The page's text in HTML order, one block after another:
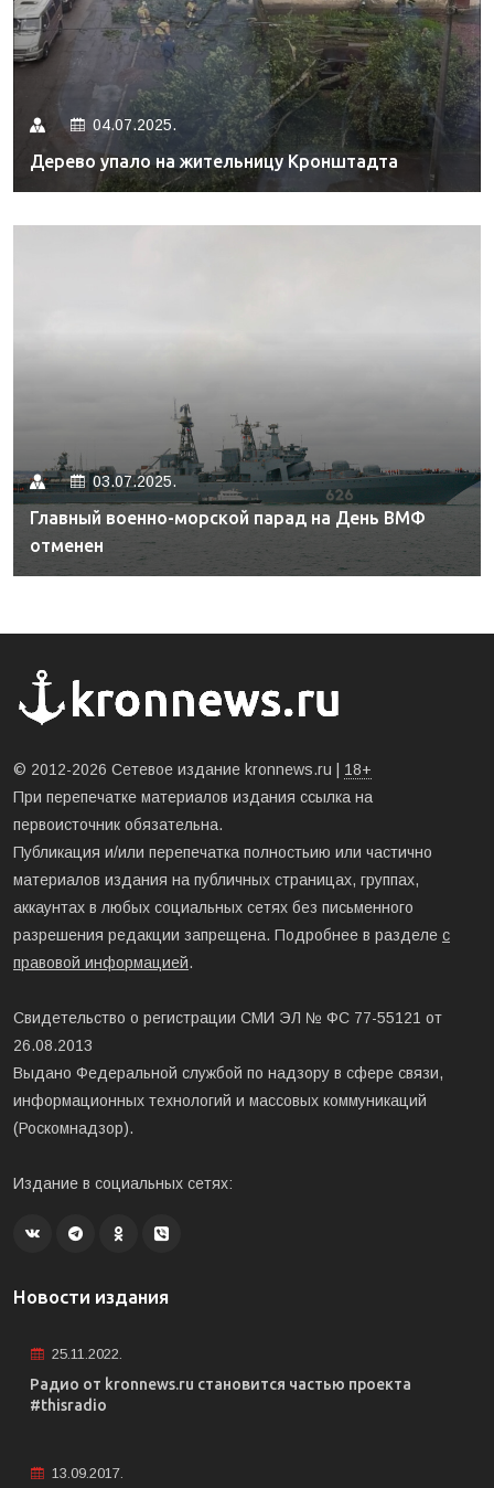
04.07.2025.
Дерево упало на жительницу Кронштадта
03.07.2025.
Главный военно-морской парад на День ВМФ
отменен
© 2012-2026 Сетевое издание kronnews.ru | 18+
При перепечатке материалов издания ссылка на
первоисточник обязательна.
Публикация и/или перепечатка полностьию или частично
материалов издания на публичных страницах, группах,
аккаунтах в любых социальных сетях без письменного
разрешения редакции запрещена. Подробнее в разделе с
правовой информацией.
Свидетельство о регистрации СМИ ЭЛ № ФС 77-55121 от
26.08.2013
Выдано Федеральной службой по надзору в сфере связи,
информационных технологий и массовых коммуникаций
(Роскомнадзор).
Издание в социальных сетях:
Новости издания
25.11.2022.
Радио от kronnews.ru становится частью проекта
#thisradio
13.09.2017.